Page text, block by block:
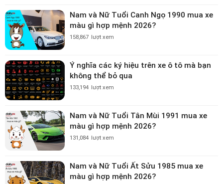
Nam và Nữ Tuổi Canh Ngọ 1990 mua xe
màu gì hợp mệnh 2026?
158,867 lượt xem
Ý nghĩa các ký hiệu trên xe ô tô mà bạn
không thể bỏ qua
133,194 lượt xem
Nam và Nữ Tuổi Tân Mùi 1991 mua xe
màu gì hợp mệnh 2026?
131,084 lượt xem
Nam và Nữ Tuổi Ất Sửu 1985 mua xe
màu gì hợp mệnh 2026?